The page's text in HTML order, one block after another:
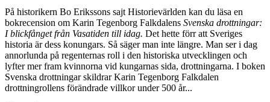
På historikern Bo Erikssons sajt Historievärlden kan du läsa en
bokrecension om Karin Tegenborg Falkdalens Svenska drottningar:
I blickfånget från Vasatiden till idag. Det hette förr att Sveriges
historia är dess konungars. Så säger man inte längre. Man ser i dag
annorlunda på regenternas roll i den historiska utvecklingen och
lyfter mer fram kvinnorna vid kungarnas sida, drottningarna. I boken
Svenska drottningar skildrar Karin Tegenborg Falkdalen
drottningrollens förändrade villkor under 500 år...